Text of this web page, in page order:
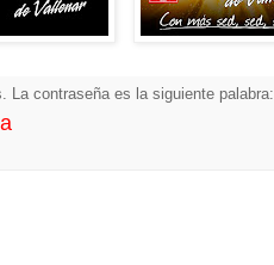
La contraseña es la siguiente palabra: